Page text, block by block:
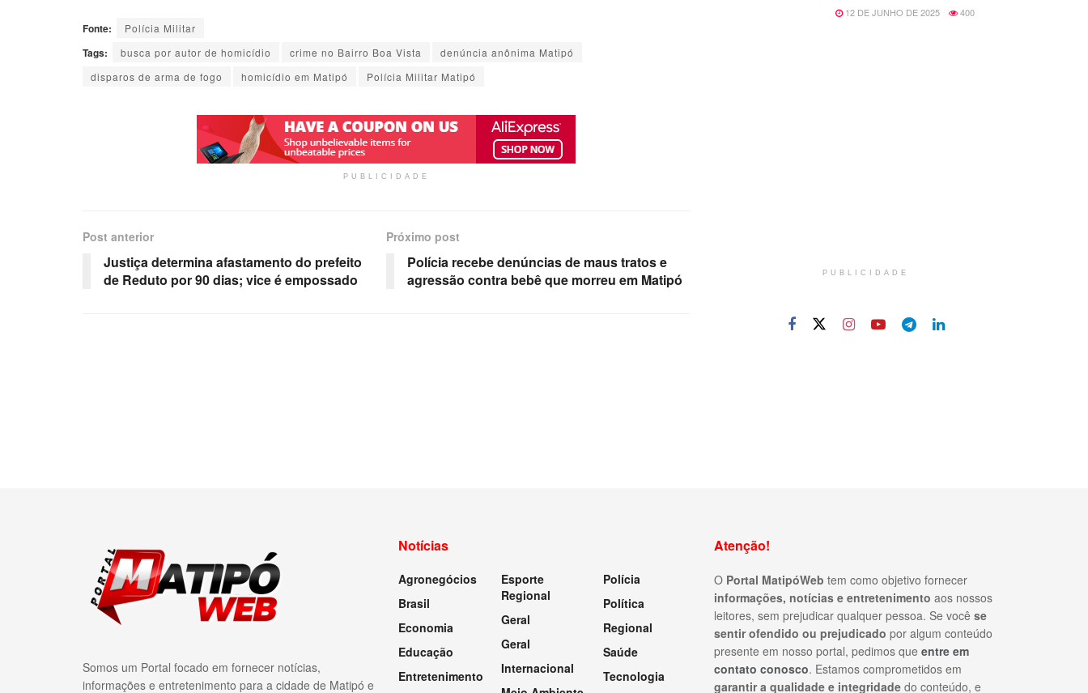
Fonte: Polícia Militar
Tags: busca por autor de homicídio crime no Bairro Boa Vista
denúncia anônima Matipó
disparos de arma de fogo
homicídio em Matipó Polícia Militar Matipó
PUBLICIDADE
Post anterior
Justiça determina afastamento do prefeito
de Reduto por 90 dias; vice é empossado
Próximo post
Polícia recebe denúncias de maus tratos e
agressão contra bebê que morreu em Matipó
12 DE JUNHO DE 2025 400
PUBLICIDADE
Somos um Portal focado em fornecer notícias,
informações e entretenimento para a cidade de Matipó e
Notícias
Agronegócios
Brasil
Economia
Educação
Entretenimento
Esporte
Regional
Geral
Geral
Internacional
Polícia
Política
Regional
Saúde
Tecnologia
Atenção!
O Portal MatipóWeb tem como objetivo fornecer
informações, notícias e entretenimento aos nossos
leitores, sem prejudicar qualquer pessoa. Se você se
sentir ofendido ou prejudicado por algum conteúdo
presente em nosso portal, pedimos que entre em
contato conosco. Estamos comprometidos em
garantir a qualidade e integridade do conteúdo, e